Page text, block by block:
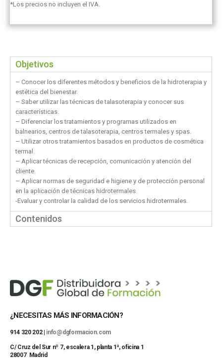
*Los precios no incluyen el IVA.
Objetivos
– Conocer los diferentes métodos y beneficios de la hidroterapia y
estética del bienestar.
– Saber utilizar las técnicas de talasoterapia y conocer sus
características.
– Diferenciar los tratamientos y programas utilizados en
balnearios, centros de talasoterapia, centros termales y spas.
– Utilizar otros tratamientos basados en productos de cosmética
termal.
– Aplicar técnicas de recepción, comunicación y atención del
cliente.
– Aplicar normas de seguridad e higiene y de protección personal
en la aplicación de técnicas hidrotermales.
-Evaluar y controlar la calidad de los servicios hidrotermales.
Contenidos
¿NECESITAS MÁS INFORMACIÓN?
914 320 202 | info@dgformacion.com
C/ Cruz del Sur nº 7, escalera 1, planta 1ª, oficina 1
28007 Madrid